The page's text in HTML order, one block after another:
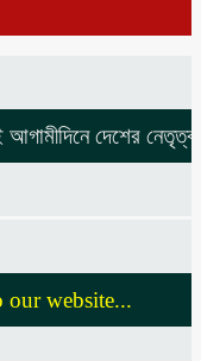
আগামীদিনে দেশের নেতৃত্ব
website...